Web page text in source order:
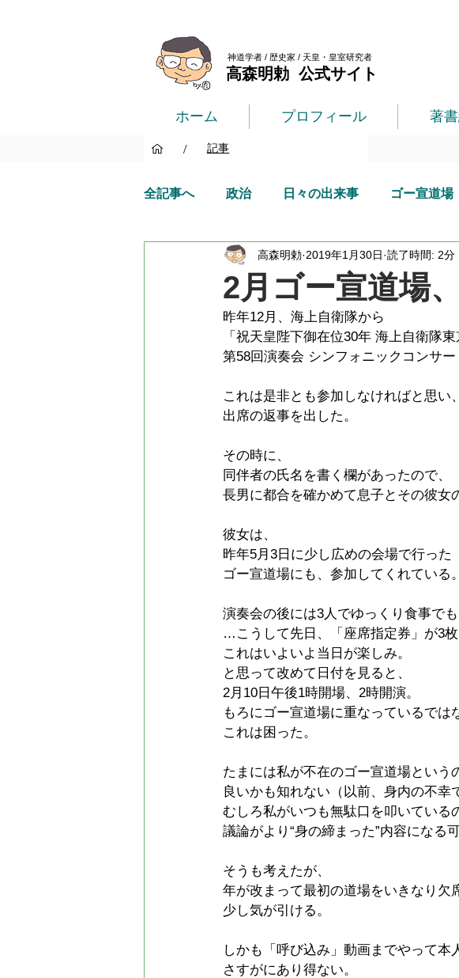
神道学者 / 歴史家 / 天皇・皇室研究者
高森明勅 公式サイト
ホーム プロフィール 著
/ 記事
全記事へ 政治 日々の出来事 ゴー宣道場
2月ゴー宣道場
高森明勅 2019年1月30日 読了時間: 2分
昨年12月、海上自衛隊から
「祝天皇陛下御在位30年 海上自衛隊
第58回演奏会 シンフォニックコンサー
これは是非とも参加しなければと思い、
出席の返事を出した。
その時に、
同伴者の氏名を書く欄があったので、
長男に都合を確かめて息子とその彼女
彼女は、
昨年5月3日に少し広めの会場で行った
ゴー宣道場にも、参加してくれている。
演奏会の後には3人でゆっくり食事でも
…こうして先日、「座席指定券」が3枚
これはいよいよ当日が楽しみ。
と思って改めて日付を見ると、
2月10日午後1時開場、2時開演。
もろにゴー宣道場に重なっているでは
これは困った。
たまには私が不在のゴー宣道場という
良いかも知れない（以前、身内の不幸
むしろ私がいつも無駄口を叩いている
議論がより“身の締まった”内容になる
そうも考えたが、
年が改まって最初の道場をいきなり欠
少し気が引ける。
しかも「呼び込み」動画までやって本
さすがにあり得ない。